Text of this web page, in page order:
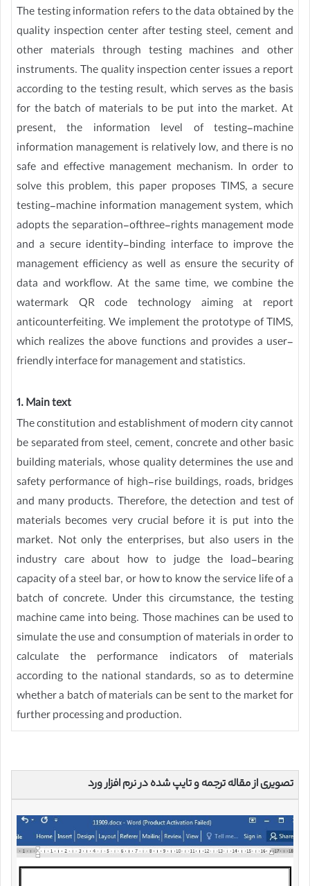
The testing information refers to the data obtained by the
quality inspection center after testing steel, cement and
other materials through testing machines and other
instruments. The quality inspection center issues a report
according to the testing result, which serves as the basis
for the batch of materials to be put into the market. At
present, the information level of testing-machine
information management is relatively low, and there is no
safe and effective management mechanism. In order to
solve this problem, this paper proposes TIMS, a secure
testing-machine information management system, which
adopts the separation-ofthree-rights management mode
and a secure identity-binding interface to improve the
management efficiency as well as ensure the security of
data and workflow. At the same time, we combine the
watermark QR code technology aiming at report
anticounterfeiting. We implement the prototype of TIMS,
which realizes the above functions and provides a user-
friendly interface for management and statistics.
1. Main text
The constitution and establishment of modern city cannot
be separated from steel, cement, concrete and other basic
building materials, whose quality determines the use and
safety performance of high-rise buildings, roads, bridges
and many products. Therefore, the detection and test of
materials becomes very crucial before it is put into the
market. Not only the enterprises, but also users in the
industry care about how to judge the load-bearing
capacity of a steel bar, or how to know the service life of a
batch of concrete. Under this circumstance, the testing
machine came into being. Those machines can be used to
simulate the use and consumption of materials in order to
calculate the performance indicators of materials
according to the national standards, so as to determine
whether a batch of materials can be sent to the market for
further processing and production.
تصویری از مقاله ترجمه و تایپ شده در نرم افزار ورد